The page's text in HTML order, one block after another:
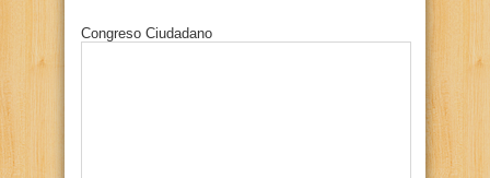
Congreso Ciudadano